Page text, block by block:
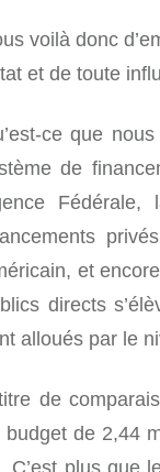
voilà donc
et de toute
ce que
de
et
directs
alloués par le
de
budget de 2,44
C’est plus que